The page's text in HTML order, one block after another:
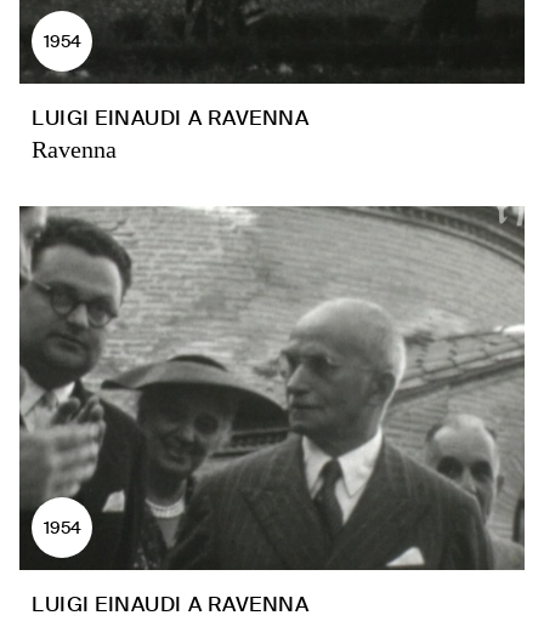
1954
LUIGI EINAUDI A RAVENNA
Ravenna
1954
LUIGI EINAUDI A RAVENNA